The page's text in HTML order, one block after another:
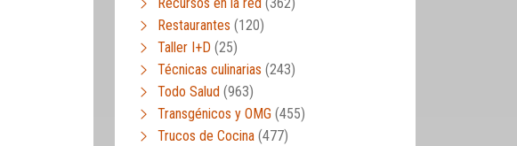
Restaurantes (120)
Taller I+D (25)
Técnicas culinarias (243)
Todo Salud (963)
Transgénicos y OMG (455)
Trucos de Cocina (477)